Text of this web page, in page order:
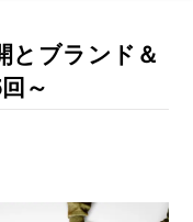
成AI活用ツール集
とブランド＆
～